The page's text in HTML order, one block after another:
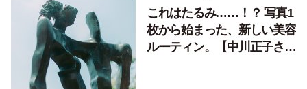
これはたるみ……！？ 写真1
枚から始まった、新しい美容
ルーティン。【中川正子さん